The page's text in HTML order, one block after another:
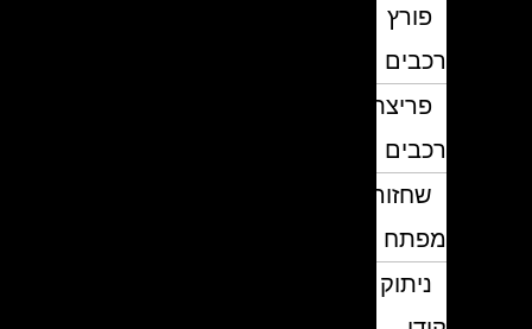
פורץ
רכבים
פריצת
רכבים
שחזור
מפתח
ניתוק